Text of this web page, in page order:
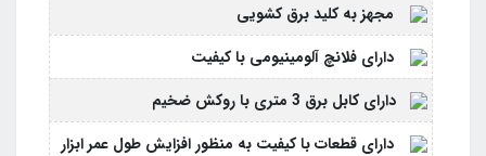
مجهز به کلید برق کشویی
دارای فلانچ آلومینیومی با کیفیت
دارای کابل برق 3 متری با روکش ضخیم
دارای قطعات با کیفیت به منظور افزایش طول عمر ابزار